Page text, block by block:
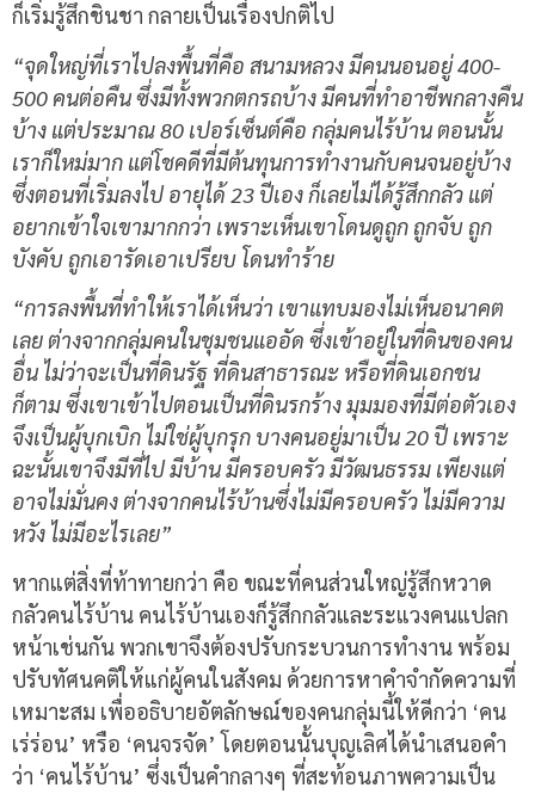
ก็เริ่มรู้สึกชินชา กลายเป็นเรื่องปกติไป
“จุดใหญ่ที่เราไปลงพื้นที่คือ สนามหลวง มีคนนอนอยู่ 400-
500 คนต่อคืน ซึ่งมีทั้งพวกตกรถบ้าง มีคนที่ทำอาชีพกลางคืน
บ้าง แต่ประมาณ 80 เปอร์เซ็นต์คือ กลุ่มคนไร้บ้าน ตอนนั้น
เราก็ใหม่มาก แต่โชคดีที่มีต้นทุนการทำงานกับคนจนอยู่บ้าง
ซึ่งตอนที่เริ่มลงไป อายุได้ 23 ปีเอง ก็เลยไม่ได้รู้สึกกลัว แต่
อยากเข้าใจเขามากกว่า เพราะเห็นเขาโดนดูถูก ถูกจับ ถูก
บังคับ ถูกเอารัดเอาเปรียบ โดนทำร้าย
“การลงพื้นที่ทำให้เราได้เห็นว่า เขาแทบมองไม่เห็นอนาคต
เลย ต่างจากกลุ่มคนในชุมชนแออัด ซึ่งเข้าอยู่ในที่ดินของคน
อื่น ไม่ว่าจะเป็นที่ดินรัฐ ที่ดินสาธารณะ หรือที่ดินเอกชน
ก็ตาม ซึ่งเขาเข้าไปตอนเป็นที่ดินรกร้าง มุมมองที่มีต่อตัวเอง
จึงเป็นผู้บุกเบิก ไม่ใช่ผู้บุกรุก บางคนอยู่มาเป็น 20 ปี เพราะ
ฉะนั้นเขาจึงมีที่ไป มีบ้าน มีครอบครัว มีวัฒนธรรม เพียงแต่
อาจไม่มั่นคง ต่างจากคนไร้บ้านซึ่งไม่มีครอบครัว ไม่มีความ
หวัง ไม่มีอะไรเลย”
หากแต่สิ่งที่ท้าทายกว่า คือ ขณะที่คนส่วนใหญ่รู้สึกหวาด
กลัวคนไร้บ้าน คนไร้บ้านเองก็รู้สึกกลัวและระแวงคนแปลก
หน้าเช่นกัน พวกเขาจึงต้องปรับกระบวนการทำงาน พร้อม
ปรับทัศนคติให้แก่ผู้คนในสังคม ด้วยการหาคำจำกัดความที่
เหมาะสม เพื่ออธิบายอัตลักษณ์ของคนกลุ่มนี้ให้ดีกว่า ‘คน
เร่ร่อน’ หรือ ‘คนจรจัด’ โดยตอนนั้นบุญเลิศได้นำเสนอคำ
ว่า ‘คนไร้บ้าน’ ซึ่งเป็นคำกลางๆ ที่สะท้อนภาพความเป็น